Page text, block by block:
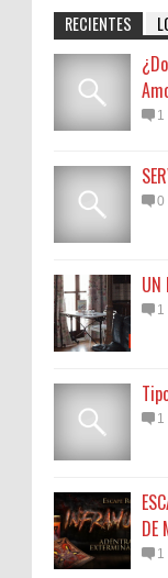
RECIENTES
1
0
UN
1
1
DE
1